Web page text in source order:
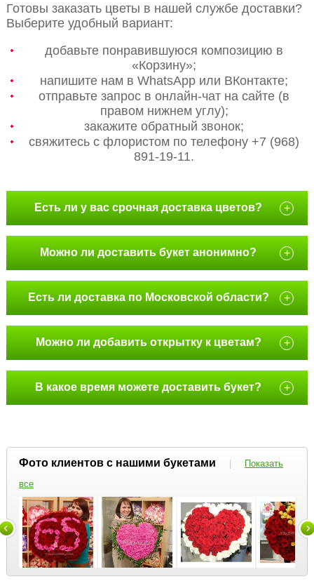
Готовы заказать цветы в нашей службе доставки?
Выберите удобный вариант:
добавьте понравившуюся композицию в
«Корзину»;
напишите нам в WhatsApp или ВКонтакте;
отправьте запрос в онлайн-чат на сайте (в
правом нижнем углу);
закажите обратный звонок;
свяжитесь с флористом по телефону +7 (968)
891-19-11.
Есть ли у вас срочная доставка цветов? +
Можно ли доставить букет анонимно? +
Есть ли доставка по Московской области? +
Можно ли добавить открытку к цветам? +
В какое время можете доставить букет? +
Фото клиентов с нашими букетами |
Показать
все